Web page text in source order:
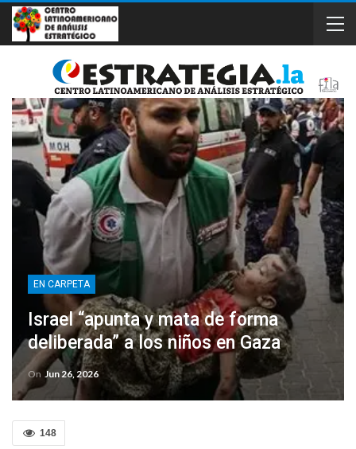
EN CARPETA
Israel “apunta y mata de forma
deliberada” a los niños en Gaza
On Jun 26, 2026
148